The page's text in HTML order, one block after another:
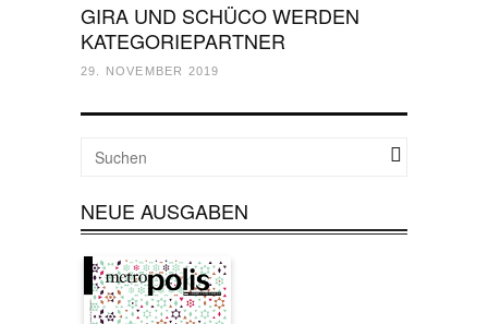
GIRA UND SCHÜCO WERDEN
KATEGORIEPARTNER
29. NOVEMBER 2019
NEUE AUSGABEN